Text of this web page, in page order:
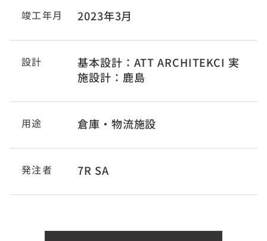
竣工年月 2023年3月
設計
基本設計：ATT ARCHITEKCI 実
施設計：鹿島
用途 倉庫・物流施設
発注者 7R SA